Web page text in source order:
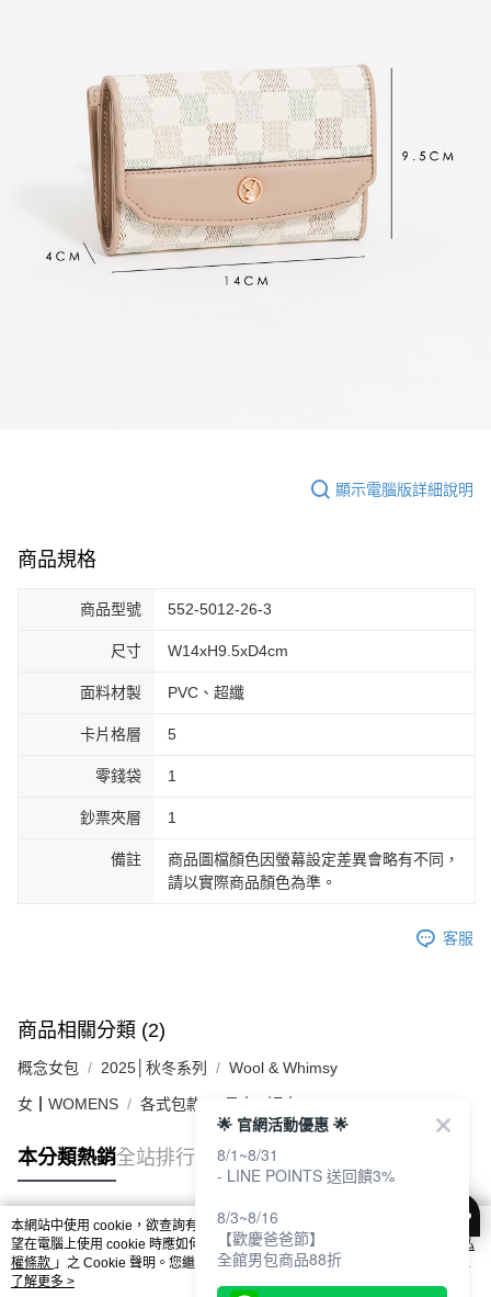
顯示電腦版詳細說明
商品規格
商品型號 552-5012-26-3
尺寸 W14xH9.5xD4cm
面料材製 PVC、超纖
卡片格層 5
零錢袋 1
鈔票夾層 1
備註
商品圖檔顏色因螢幕設定差異會略有不同，
請以實際商品顏色為準。
客服
商品相關分類 (2)
概念女包 2025│秋冬系列 Wool & Whimsy
女┃WOMENS 各式包款 長夾 / 短夾
本分類熱銷全站排行
熱門標籤
本網站中使用 cookie，欲查詢有關本網站使用 cookie 方式之詳情，及若您不希
望在電腦上使用 cookie 時應如何變更電腦的 cookie 設定，請參閱本網站「
隱私
權條款 」之 Cookie 聲明。您繼續使用本網站即表示您同意本公司得按本網站使
用條款之 Cookie 聲明使用 cookie。
了解更多 >
🌟 官網活動優惠 🌟
8/1~8/31
- LINE POINTS 送回饋3%
8/3~8/16
【歡慶爸爸節】
全館男包商品88折